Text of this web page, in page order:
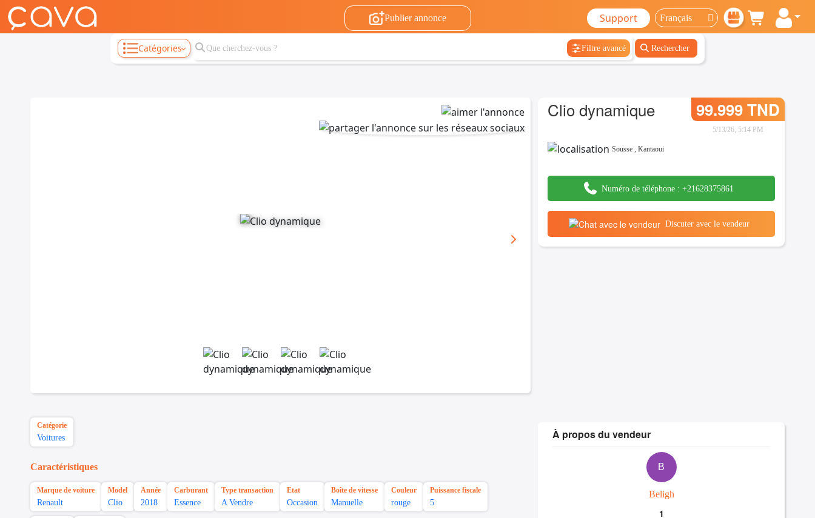
Publier annonce Support
Catégories Filtre avancé Rechercher
Clio dynamique 99.999 TND
5/13/26, 5:14 PM
Sousse ,Kantaoui
Numéro de téléphone :+21628375861
Discuter avec le vendeur
Catégorie
Voitures
Caractéristiques
Marque de voiture
Renault
Model
Clio
Année
2018
Carburant
Essence
Type transaction
A Vendre
Etat
Occasion
Boîte de vitesse
Manuelle
Couleur
rouge
Puissance fiscale
5
À propos du vendeur
B
Beligh
1